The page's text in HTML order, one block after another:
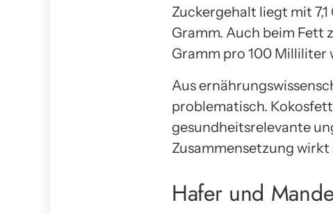
Zuckergehalt liegt mit
Gramm. Auch beim Fett
Gramm pro 100 Milliliter
Aus
problematisch.
gesundheitsrelevante
Zusammensetzung wirkt
Hafer und